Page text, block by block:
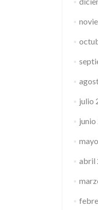
julio
junio
abril